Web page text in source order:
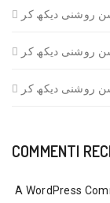
روشنی دیکھ کر
روشنی دیکھ کر
روشنی دیکھ کر
COMMENTI
A WordPress